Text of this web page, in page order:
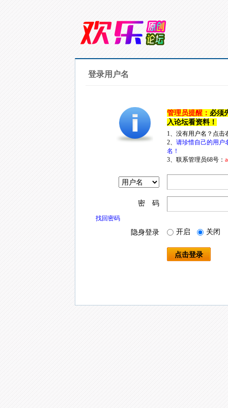
登录用户名
管理员提醒： 必须
入论坛看资料！
1、没有用户名？点
2、 请珍惜自己的用户
名！
3、联系管理员68号：
密 码
找回密码
隐身登录 开启 关闭
点击登录